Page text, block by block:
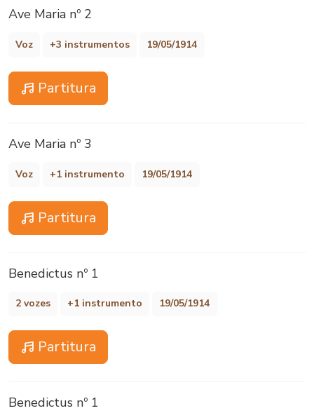
Ave Maria nº 2
Voz +3 instrumentos 19/05/1914
Partitura
Ave Maria nº 3
Voz +1 instrumento 19/05/1914
Partitura
Benedictus nº 1
2 vozes +1 instrumento 19/05/1914
Partitura
Benedictus nº 1